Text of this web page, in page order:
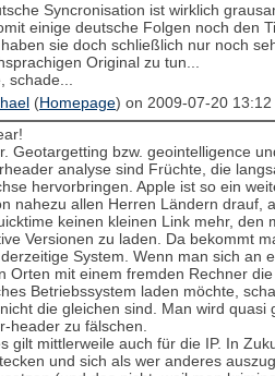
Syncronisation ist wirklich
einige deutsche Folgen noch den
sie doch schließlich nur noch
Original zu tun...
schade...
(Homepage) on 2009-07-20 13:12
Geotargetting bzw. geointelligence
analyse sind Früchte, die
hervorbringen. Apple ist so ein
nahezu allen Herren Ländern drauf,
keinen kleinen Link mehr, den
Versionen zu laden. Da bekommt
System. Wenn man sich an
Orten mit einem fremden Rechner
Betriebssystem laden möchte,
die gleichen sind. Man wird quasi
header zu fälschen.
gilt mittlerweile auch für die IP. In
und sich als wer anderes